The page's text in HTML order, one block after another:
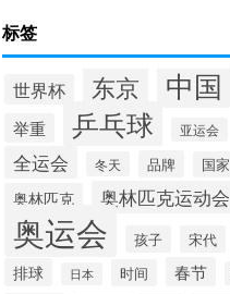
标签
世界杯 东京 中国
举重 乒乓球 亚运会
全运会 冬天 品牌 国家
奥林匹克 奥林匹克运动会
奥运会 孩子 宋代
排球
日本 时间 春节